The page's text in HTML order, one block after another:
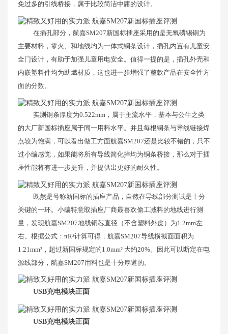
免过多的引线桥接，属于比较简洁中庸的设计。
在插孔部分，航嘉SM207新国标插座采用的是无氧磷锡铜为
主要材料，零火、和地线均为一体式铜条设计，插孔内置有儿童安
全门设计，有助于加强儿童用电安全。值得一提的是，插孔外壳和
内嵌塑料件均为助燃材质，这也进一步增强了整款产品在安全性方
面的分数。
实测铜条厚度为0.522mm，属于主流水平，基本与公牛之类
的大厂新国标插座属于同一用料水平。并且每根铜条与导线链接焊
点较为饱满，可以看出做工方面航嘉SM207还是比较不错的，只不
过小编感觉，如果能将所有导线简化掉均为铜条桥接，那么对于插
座性能将有进一步提升，并提供出更好的耐久性。
既然是号称新国标的插座产品，自然在导线部分测试是十分
关键的一环。小编特意取插座厂商最喜欢偷工减料的地线进行测
量，发现航嘉SM207地线铜芯直径（不含塑料外皮）为1.2mm左
右。根据公式：πR²计算可得，航嘉SM207导线横截面面积为
1.21mm²，超过新国标规定的1.0mm² 大约20%。因此可以断定在电
源线部分，航嘉SM207用料也是十分厚道的。
USB充电模块正面
USB充电模块正面